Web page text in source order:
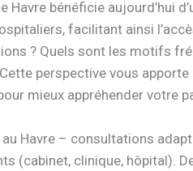
Havre bénéficie aujourd’hui
facilitant ainsi
? Quels sont les motifs
Cette perspective vous
mieux appréhender votre
au Havre – consultations
(cabinet, clinique, hôpital).